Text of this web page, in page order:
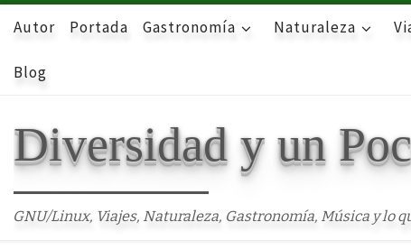
Skip to content
Autor Portada Gastronomía Naturaleza
Blog
Diversidad y un
GNU/Linux, Viajes, Naturaleza, Gastronomía, Música y lo